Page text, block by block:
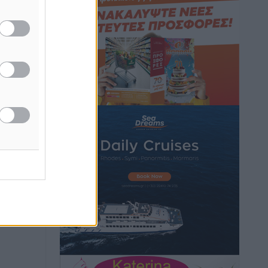
Hotels – Χατζηλαζάρου – Προχωρά
καινούργιο ξενοδοχείο στην Κω
Τοπικές Ειδήσεις• πριν 6 ώρες
Αυτοκίνητο μπήκε παράνομα σε
μονόδρομο στο Μαστιχάρι –
Αναποδογύρισε όχημα με μητέρα και
πριν 6 ώρες
“Η Ευρώπη αντιμετώπιζε το
προσφυγικό σαν ταινία τρόμου” – Η
συγκλονιστική μαρτυρία της Χαρούλας
Γιασιράνη στον RV για τα γεγονότα που
οδήγησαν στο Σύμφωνο της Λέρου
Τοπικές Ειδήσεις• πριν 7 ώρες
Συναυλία με τον Γιάννη Κότσιρα στις